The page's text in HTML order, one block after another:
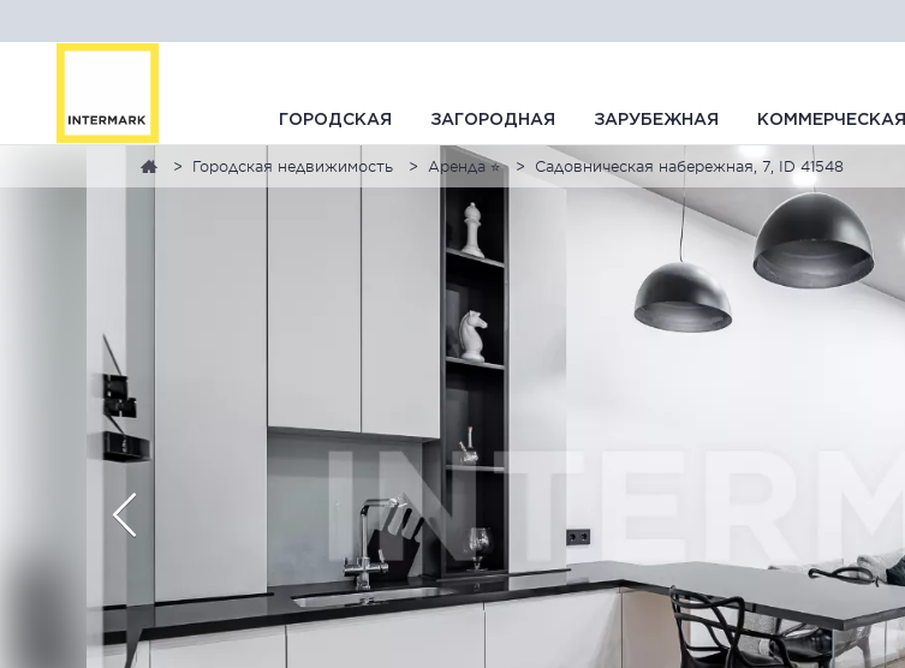
ГОРОДСКАЯ ЗАГОРОДНАЯ ЗАРУБЕЖНАЯ КОММЕРЧЕСКАЯ
Городская недвижимость Аренда ⭐ Садовническая набережная, 7, ID 41548